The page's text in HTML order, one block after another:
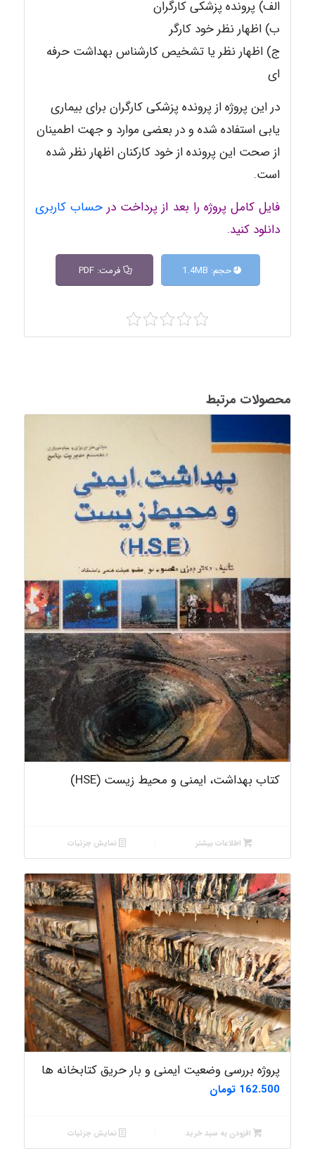
الف) پرونده پزشکی کارگران
ب) اظهار نظر خود کارگر
ج) اظهار نظر یا تشخیص کارشناس بهداشت حرفه
ای
در این پروژه از پرونده پزشکی کارگران برای بیماری
یابی استفاده شده و در بعضی موارد و جهت اطمینان
از صحت این پرونده از خود کارکنان اظهار نظر شده
است.
فایل کاملپروژه را بعد از پرداخت درحساب کاربری
دانلود کنید.
حجم: 1.4MB فرمت: PDF
محصولات مرتبط
کتاب بهداشت، ایمنی و محیط زیست (HSE)
اطلاعات بیشتر نمایش جزئیات
پروژه بررسی وضعیت ایمنی و بار حریق کتابخانه ها
162.500 تومان
افزودن به سبد خرید نمایش جزئیات